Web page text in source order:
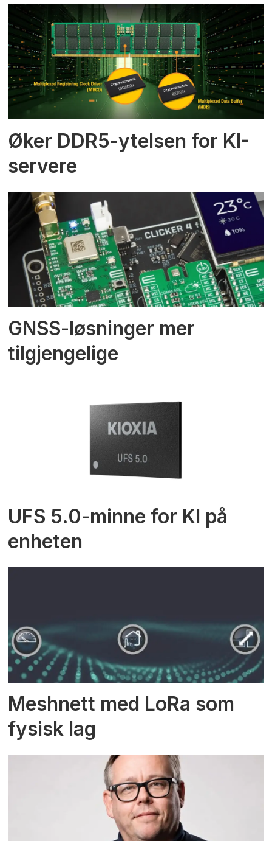
Øker DDR5-ytelsen for KI-
servere
GNSS-løsninger mer
tilgjengelige
UFS 5.0-minne for KI på
enheten
Meshnett med LoRa som
fysisk lag